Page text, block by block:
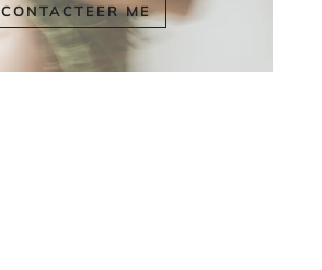
CONTACTEER ME